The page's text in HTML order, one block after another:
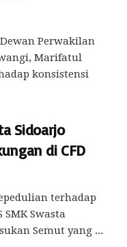
Perwakilan
Marifatul
konsistensi
Sidoarjo
di CFD
terhadap
Swasta
Semut yang ...